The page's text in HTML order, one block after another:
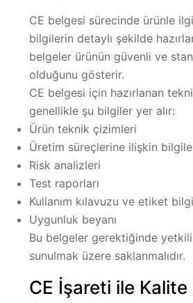
CE belgesi sürecinde ürünle
bilgilerin detaylı şekilde
belgeler ürünün güvenli ve
olduğunu gösterir.
CE belgesi için hazırlanan
genellikle şu bilgiler yer alır:
Ürün teknik çizimleri
Üretim süreçlerine ilişkin
Risk analizleri
Test raporları
Kullanım kılavuzu ve etiket
Uygunluk beyanı
Bu belgeler gerektiğinde
sunulmak üzere saklanmalıdır.
CE İşareti ile Kalite